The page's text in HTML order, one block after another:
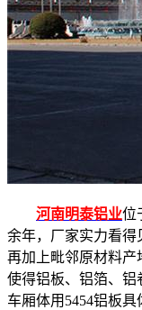
河南明泰铝业位
余年，厂家实力看得
再加上毗邻原材料产
使得铝板、铝箔、铝
车厢体用5454铝板